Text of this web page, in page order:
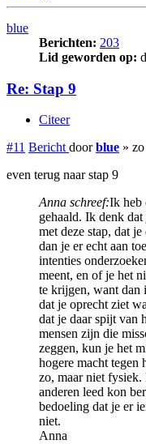
blue
Berichten: 203
Lid geworden op:
Re: Stap 9
Citeer
#11 Bericht doorblue »
even terug naar stap 9
Anna schreef:Ik heb
gehaald. Ik denk dat
met deze stap, dat
dan je er echt aan
intenties
meent, en of je het
te krijgen, want dan
dat je oprecht ziet
dat je daar spijt van
mensen zijn die
zeggen, kun je het
hogere macht tegen
zo, maar niet
anderen leed kon
bedoeling dat je er
niet.
Anna